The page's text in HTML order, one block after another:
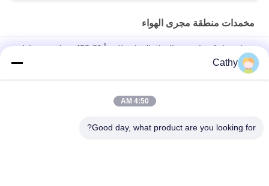
مخمدات منطقة مجرى الهواء
صمام هواء كهربائي من الفولاذ المقاوم للصدأ 51-400 مم لتحديد مناطق
التدفئة والتهوية وتكييف الهواء
المكابح الكهربائية لـ HVAC 51-400mm للأنابيب الهوائية
أنظمة التحكم في قنوات HVAC ذات المحرك مع إطار فولاذ مغلف
Cathy
4:50 AM
Good day, what product are you looking for?